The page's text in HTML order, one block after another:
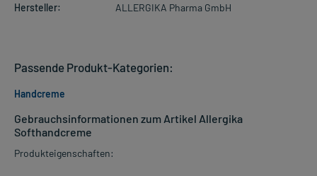
Hersteller:
ALLERGIKA Pharma GmbH
Gebrauchsinformationen zum Artikel Allergika
Softhandcreme
Produkteigenschaften:
Passende Produkt-Kategorien:
Handcreme